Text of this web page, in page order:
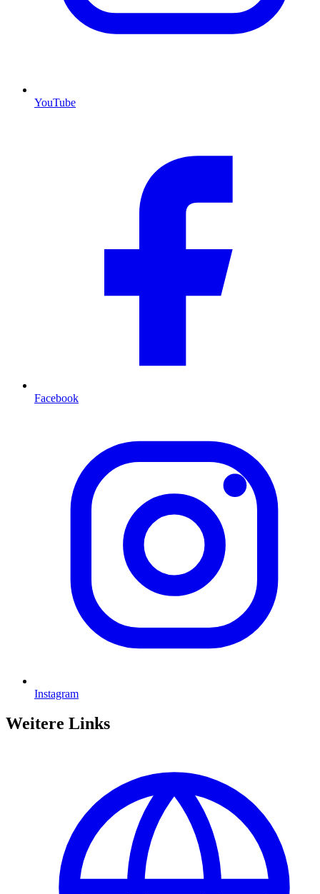
YouTube
Facebook
Instagram
Weitere Links